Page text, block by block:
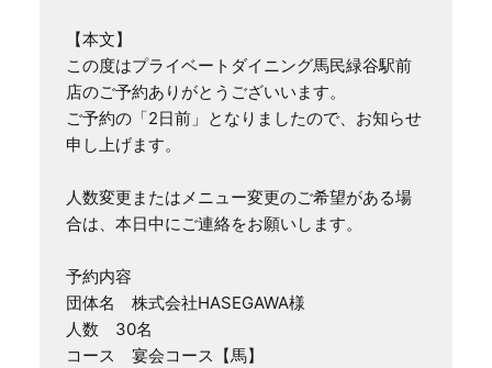
【本文】
この度はプライベートダイニング馬民緑谷駅前
店のご予約ありがとうございいます。
ご予約の「2日前」となりましたので、お知らせ
申し上げます。
人数変更またはメニュー変更のご希望がある場
合は、本日中にご連絡をお願いします。
予約内容
団体名　株式会社HASEGAWA様
人数　30名
コース　宴会コース【馬】